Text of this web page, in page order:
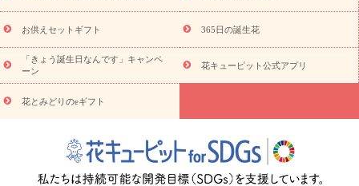
キューピットのeGfit
カラー ピンク イエローオレンジ
レッ
ド
お花の種類 トルコキキョウ
お祝い お祝い・3000円～ お祝い・4000円～
お祝い・
5000円～
お祝い・7000円～ お祝い・ 10000円～
お供え・お
悔やみ
円～
お供え・お悔やみ・
読み物
いのマナー
定年退職祝いのマナー
お祝いを贈るときのマナー・
花キューピットのお祝いコラム一覧
誕生日のお花を「色
彩心理学」で選ぶ方法
結婚祝いの予算相場 出産祝いお役立ち情
お供えセットギフト 365日の誕生花
「きょう誕生日なんです」キャンペ
ーン
花キューピット公式アプリ
花とみどりのeギフト